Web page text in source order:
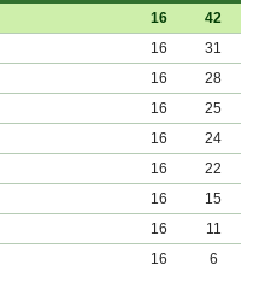
16
42
16
31
16
28
16
25
16
24
16
22
16
15
16
11
16 6